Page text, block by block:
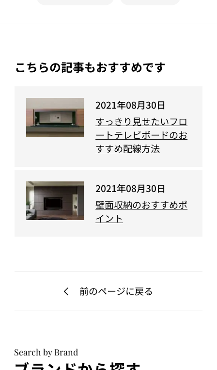
こちらの記事もおすすめです
2021年08月30日
すっきり見せたいフロ
ートテレビボードのお
すすめ配線方法
2021年08月30日
壁面収納のおすすめポ
イント
前のページに戻る
Search by Brand